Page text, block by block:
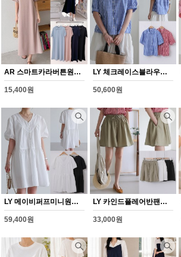
AR 스마트카라버튼원피스(Y370H608)
15,400원
LY 체크레이스블라우스(Y363H608)
50,600원
LY 메이비퍼프미니원피스(Y364H608)
59,400원
LY 카인드플레어반팬츠(Y365H608)
33,000원